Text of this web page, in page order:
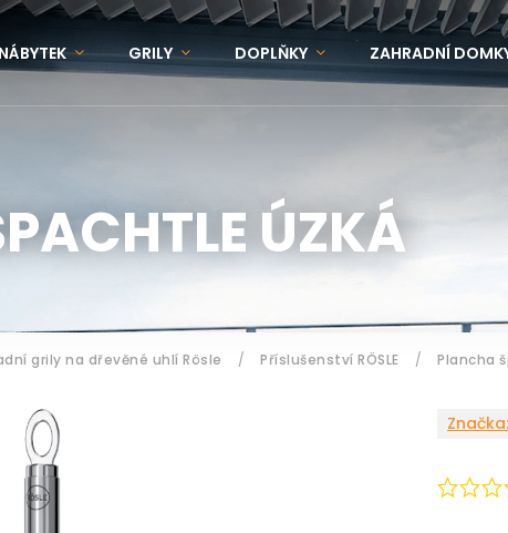
GRILY DOPLŇKY ZAHRADNÍ
ÚZKÁ
grily na dřevěné uhlí Rösle / Příslušenství RÖSLE / Plancha
Značka: